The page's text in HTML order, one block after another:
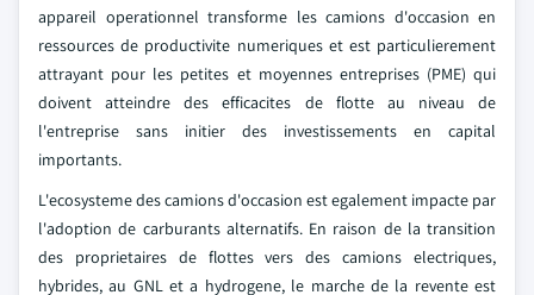
appareil operationnel transforme les camions d'occasion en
ressources de productivite numeriques et est particulierement
attrayant pour les petites et moyennes entreprises (PME) qui
doivent atteindre des efficacites de flotte au niveau de
l'entreprise sans initier des investissements en capital
importants.
L'ecosysteme des camions d'occasion est egalement impacte par
l'adoption de carburants alternatifs. En raison de la transition
des proprietaires de flottes vers des camions electriques,
hybrides, au GNL et a hydrogene, le marche de la revente est